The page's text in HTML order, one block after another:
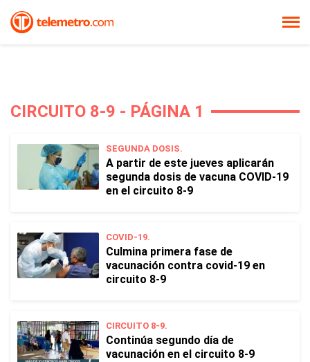
CIRCUITO 8-9 - PÁGINA 1
SEGUNDA DOSIS.
A partir de este jueves aplicarán
segunda dosis de vacuna COVID-19
en el circuito 8-9
COVID-19.
Culmina primera fase de
vacunación contra covid-19 en
circuito 8-9
CIRCUITO 8-9.
Continúa segundo día de
vacunación en el circuito 8-9